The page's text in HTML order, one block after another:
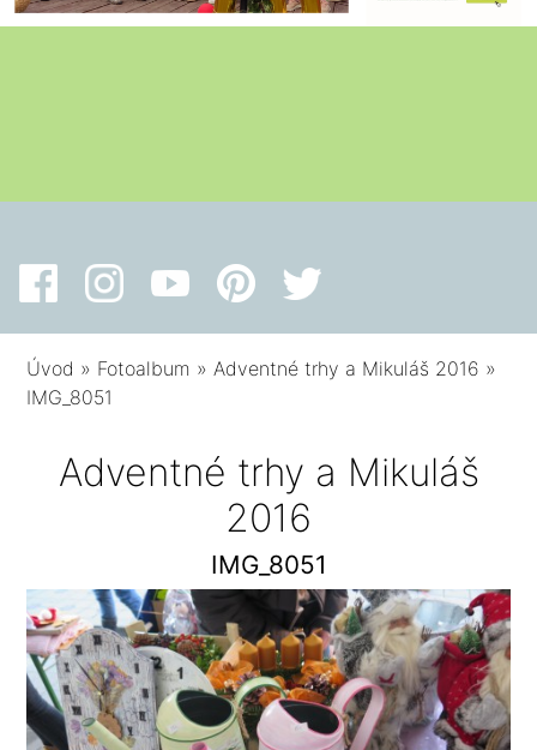
Úvod » Fotoalbum »Adventné trhy a Mikuláš 2016 »
IMG_8051
Adventné trhy a Mikuláš
2016
IMG_8051